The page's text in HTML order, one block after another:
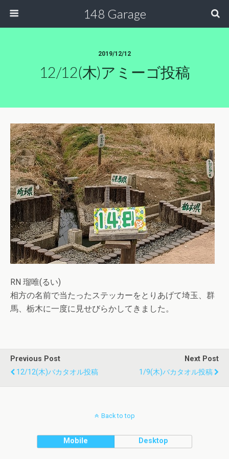
148 Garage
2019/12/12
12/12(木)アミーゴ投稿
RN 瑠唯(るい)
相方の名前で当たったステッカーをとりあげて埼玉、群
馬、栃木に一度に見せびらかしてきました。
Previous Post
12/12(木)バカタオル投稿
Next Post
1/9(木)バカタオル投稿
Back to top
Mobile Desktop